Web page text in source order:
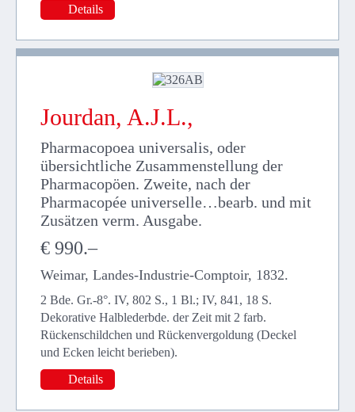
Details
Jourdan, A.J.L.,
Pharmacopoea universalis, oder
übersichtliche Zusammenstellung der
Pharmacopöen. Zweite, nach der
Pharmacopée universelle…bearb. und mit
Zusätzen verm. Ausgabe.
€ 990.–
Weimar, Landes-Industrie-Comptoir, 1832.
2 Bde. Gr.-8°. IV, 802 S., 1 Bl.; IV, 841, 18 S.
Dekorative Halblederbde. der Zeit mit 2 farb.
Rückenschildchen und Rückenvergoldung (Deckel
und Ecken leicht berieben).
Details